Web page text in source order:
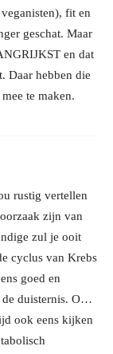
fit en
geschat. Maar
en dat
Daar hebben die
te maken.
rustig vertellen
zijn van
zul je ooit
cyclus van Krebs
goed en
de duisternis. O…
ook eens kijken